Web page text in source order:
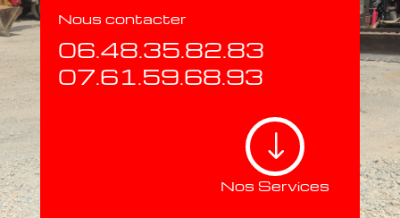
Nous contacter
06.48.35.82.83
07.61.59.68.93
"
Nos Services